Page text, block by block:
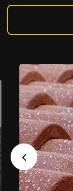
Previous